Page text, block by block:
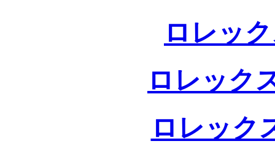
ロレッ
ロレック
ロレック